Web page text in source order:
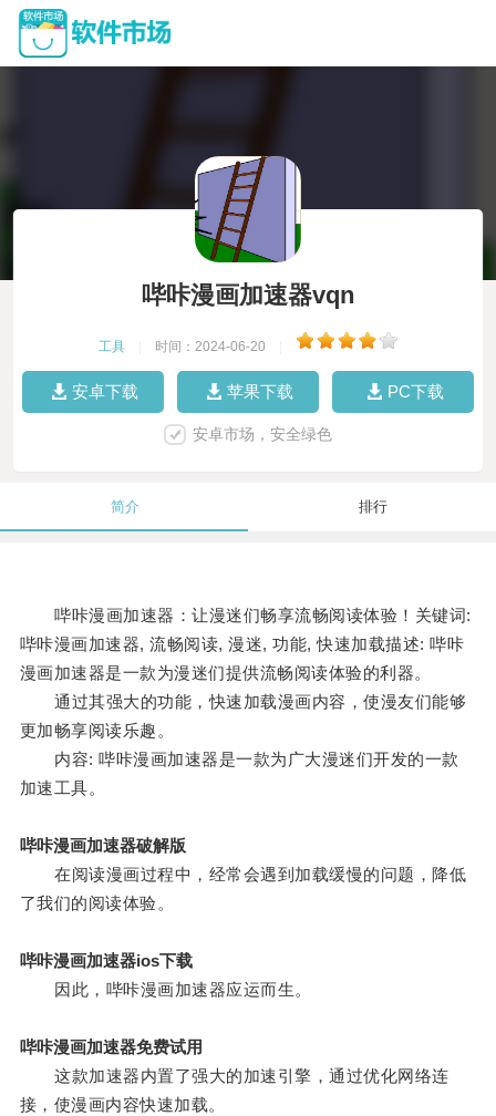
哔咔漫画加速器vqn
工具 时间：2024-06-20
安卓下载 苹果下载 PC下载
安卓市场，安全绿色
简介 排行
哔咔漫画加速器：让漫迷们畅享流畅阅读体验！关键词:
哔咔漫画加速器, 流畅阅读, 漫迷, 功能, 快速加载描述: 哔咔
漫画加速器是一款为漫迷们提供流畅阅读体验的利器。
通过其强大的功能，快速加载漫画内容，使漫友们能够
更加畅享阅读乐趣。
内容: 哔咔漫画加速器是一款为广大漫迷们开发的一款
加速工具。
哔咔漫画加速器破解版
在阅读漫画过程中，经常会遇到加载缓慢的问题，降低
了我们的阅读体验。
哔咔漫画加速器ios下载
因此，哔咔漫画加速器应运而生。
哔咔漫画加速器免费试用
这款加速器内置了强大的加速引擎，通过优化网络连
接，使漫画内容快速加载。